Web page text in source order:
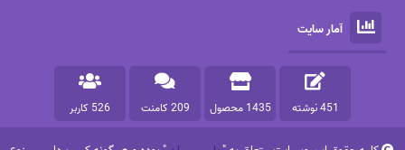
آمار سایت
451 نوشته 1435 محصول 209 کامنت 526 کاربر